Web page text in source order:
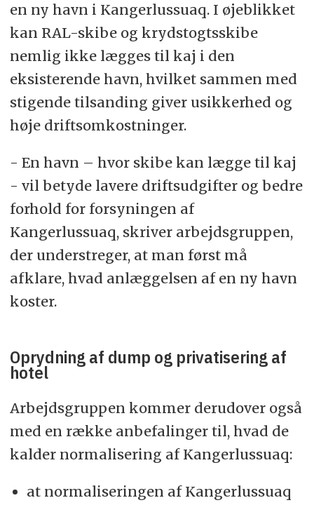
en ny havn i Kangerlussuaq. I øjeblikket
kan RAL-skibe og krydstogtsskibe
nemlig ikke lægges til kaj i den
eksisterende havn, hvilket sammen med
stigende tilsanding giver usikkerhed og
høje driftsomkostninger.
- En havn – hvor skibe kan lægge til kaj
- vil betyde lavere driftsudgifter og bedre
forhold for forsyningen af
Kangerlussuaq, skriver arbejdsgruppen,
der understreger, at man først må
afklare, hvad anlæggelsen af en ny havn
koster.
Oprydning af dump og privatisering af
hotel
Arbejdsgruppen kommer derudover også
med en række anbefalinger til, hvad de
kalder normalisering af Kangerlussuaq:
at normaliseringen af Kangerlussuaq